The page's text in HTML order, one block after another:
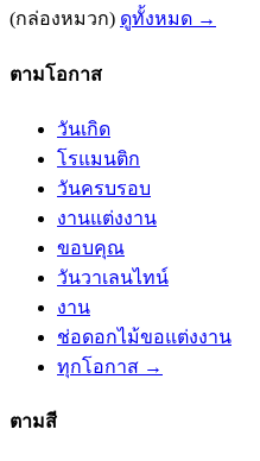
(กล่องหมวก) ดูทั้งหมด →
ตามโอกาส
วันเกิด
โรแมนติก
วันครบรอบ
งานแต่งงาน
ขอบคุณ
วันวาเลนไทน์
งาน
ช่อดอกไม้ขอแต่งงาน
ทุกโอกาส →
ตามสี